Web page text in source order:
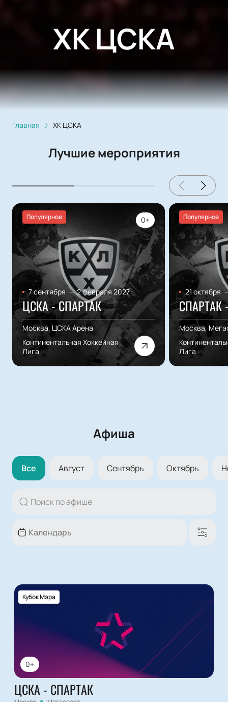
ХК ЦСКА
Главная ХК ЦСКА
Лучшие мероприятия
Популярное 0+
7 сентября — 2 февраля 2027
ЦСКА - СПАРТАК
Москва, ЦСКА Арена
Континентальная Хоккейная
Лига
Популярное
21 октября
СПАРТАК
Москва,
Лига
Афиша
Все Август Сентябрь Октябрь
0+
Кубок Мэра
ЦСКА - СПАРТАК